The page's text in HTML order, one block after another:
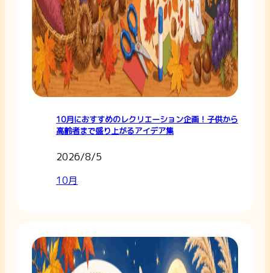
10月におすすめのレクリエーション企画！子供から
高齢者まで盛り上がるアイデア集
2026/8/5
10月